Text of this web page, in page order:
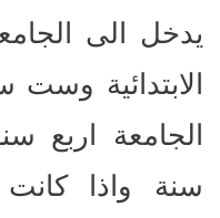
يدخل الى
الابتدائية وست
الجامعة اربع
سنة واذا كانت